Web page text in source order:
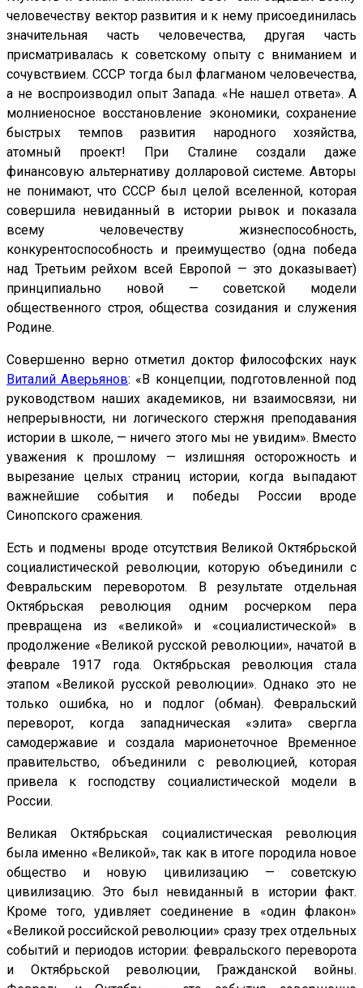
человечеству вектор развития и к нему присоединилась
значительная часть человечества, другая часть
присматривалась к советскому опыту с вниманием и
сочувствием. СССР тогда был флагманом человечества,
а не воспроизводил опыт Запада. «Не нашел ответа». А
молниеносное восстановление экономики, сохранение
быстрых темпов развития народного хозяйства,
атомный проект! При Сталине создали даже
финансовую альтернативу долларовой системе. Авторы
не понимают, что СССР был целой вселенной, которая
совершила невиданный в истории рывок и показала
всему человечеству жизнеспособность,
конкурентоспособность и преимущество (одна победа
над Третьим рейхом всей Европой — это доказывает)
принципиально новой — советской модели
общественного строя, общества созидания и служения
Родине.
Совершенно верно отметил доктор философских наук
Виталий Аверьянов: «В концепции, подготовленной под
руководством наших академиков, ни взаимосвязи, ни
непрерывности, ни логического стержня преподавания
истории в школе, — ничего этого мы не увидим». Вместо
уважения к прошлому — излишняя осторожность и
вырезание целых страниц истории, когда выпадают
важнейшие события и победы России вроде
Синопского сражения.
Есть и подмены вроде отсутствия Великой Октябрьской
социалистической революции, которую объединили с
Февральским переворотом. В результате отдельная
Октябрьская революция одним росчерком пера
превращена из «великой» и «социалистической» в
продолжение «Великой русской революции», начатой в
феврале 1917 года. Октябрьская революция стала
этапом «Великой русской революции». Однако это не
только ошибка, но и подлог (обман). Февральский
переворот, когда западническая «элита» свергла
самодержавие и создала марионеточное Временное
правительство, объединили с революцией, которая
привела к господству социалистической модели в
России.
Великая Октябрьская социалистическая революция
была именно «Великой», так как в итоге породила новое
общество и новую цивилизацию — советскую
цивилизацию. Это был невиданный в истории факт.
Кроме того, удивляет соединение в «один флакон»
«Великой российской революции» сразу трех отдельных
событий и периодов истории: февральского переворота
и Октябрьской революции, Гражданской войны.